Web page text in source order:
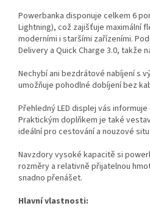
Powerbanka disponuje celkem 6
Lightning), což zajišťuje maximální
moderními i staršími zařízeními.
Delivery a Quick Charge 3.0, takže
Nechybí ani bezdrátové nabíjení s
umožňuje pohodlné dobíjení bez
Přehledný LED displej vás
Praktickým doplňkem je také
ideální pro cestování a nouzové
Navzdory vysoké kapacitě si
rozměry a relativně přijatelnou
snadno přenášet.
Hlavní vlastnosti: